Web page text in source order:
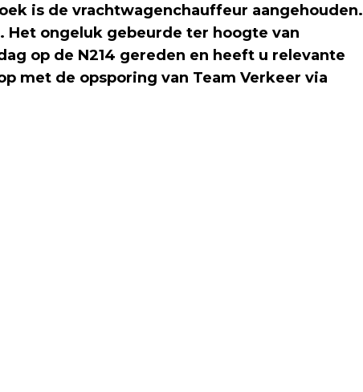
is de vrachtwagenchauffeur aangehouden.
ongeluk gebeurde ter hoogte van
op de N214 gereden en heeft u relevante
met de opsporing van Team Verkeer via